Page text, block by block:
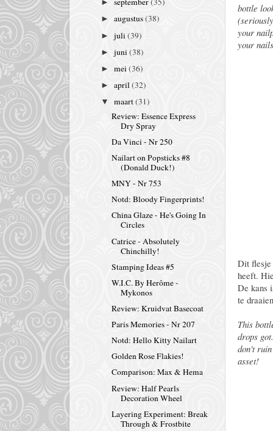
bottle
your
your
Dit flesje
heeft.
De kans
te
This
drops
don't
asset!
►
►augustus(38)
►juli(39)
►juni(38)
►mei(36)
►april(32)
▼maart(31)
Review: Essence Express
Dry Spray
Da Vinci - Nr 250
Nailart on Popsticks #8
(Donald Duck!)
MNY - Nr 753
Notd: Bloody Fingerprints!
China Glaze - He's Going In
Circles
Catrice - Absolutely
Chinchilly!
Stamping Ideas #5
W.I.C. By Herôme -
Mykonos
Review: Kruidvat Basecoat
Paris Memories - Nr 207
Notd: Hello Kitty Nailart
Golden Rose Flakies!
Comparison: Max & Hema
Review: Half Pearls
Decoration Wheel
Layering Experiment: Break
Through & Frostbite